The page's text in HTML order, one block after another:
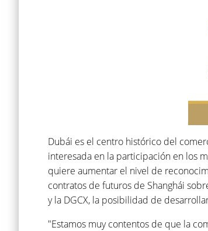
Dubái es el centro histórico del
interesada en la participación en los
quiere aumentar el nivel de
contratos de futuros de Shanghái
y la DGCX, la posibilidad de
"Estamos muy contentos de que la